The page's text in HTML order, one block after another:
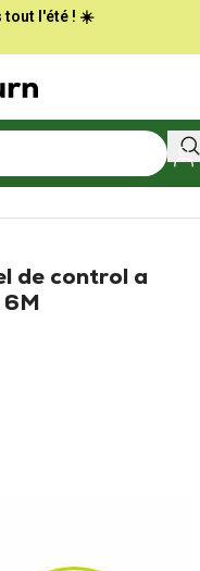
tout l'été ! ☀️
de control a